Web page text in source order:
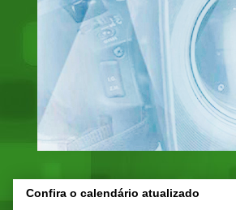
Confira o calendário atualizado